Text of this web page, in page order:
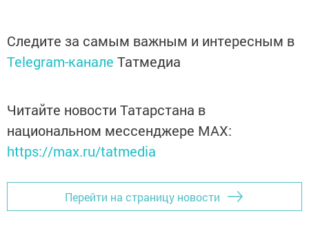
Следите за самым важным и интересным в
Telegram-канале Татмедиа
Читайте новости Татарстана в
национальном мессенджере MАХ:
https://max.ru/tatmedia
Перейти на страницу новости